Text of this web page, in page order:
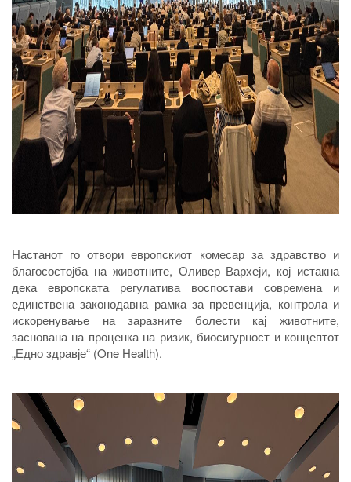
Настанот го отвори европскиот комесар за здравство и
благосостојба на животните, Оливер Вархеји, кој истакна
дека европската регулатива воспостави современа и
единствена законодавна рамка за превенција, контрола и
искоренување на заразните болести кај животните,
заснована на проценка на ризик, биосигурност и концептот
„Едно здравје“ (One Health).